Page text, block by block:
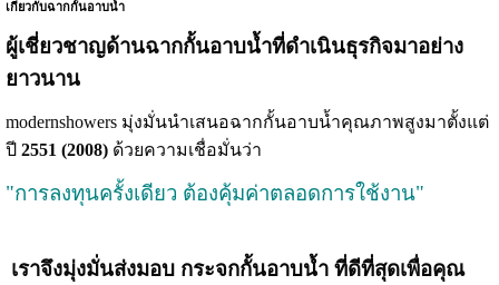
เกี่ยวกับฉากกั้นอาบน้ำ
ผู้เชี่ยวชาญด้านฉากกั้นอาบน้ำที่ดำเนินธุรกิจมาอย่าง
ยาวนาน
modernshowers มุ่งมั่นนำเสนอฉากกั้นอาบน้ำคุณภาพสูงมาตั้งแต่
ปี 2551 (2008) ด้วยความเชื่อมั่นว่า
"การลงทุนครั้งเดียว ต้องคุ้มค่าตลอดการใช้งาน"
เราจึงมุ่งมั่นส่งมอบ กระจกกั้นอาบน้ำ ที่ดีที่สุดเพื่อคุณ